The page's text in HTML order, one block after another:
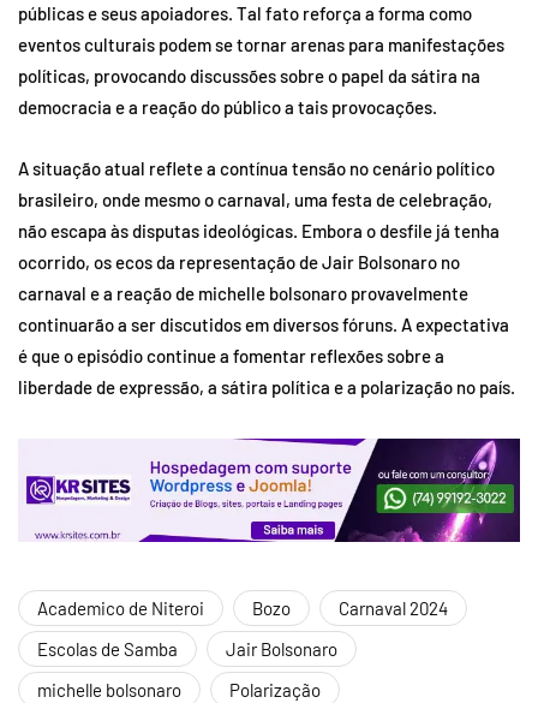
públicas e seus apoiadores. Tal fato reforça a forma como
eventos culturais podem se tornar arenas para manifestações
políticas, provocando discussões sobre o papel da sátira na
democracia e a reação do público a tais provocações.
A situação atual reflete a contínua tensão no cenário político
brasileiro, onde mesmo o carnaval, uma festa de celebração,
não escapa às disputas ideológicas. Embora o desfile já tenha
ocorrido, os ecos da representação de Jair Bolsonaro no
carnaval e a reação de michelle bolsonaro provavelmente
continuarão a ser discutidos em diversos fóruns. A expectativa
é que o episódio continue a fomentar reflexões sobre a
liberdade de expressão, a sátira política e a polarização no país.
Academico de Niteroi Bozo
Carnaval 2024
Escolas de Samba
Jair Bolsonaro
michelle bolsonaro
Polarização